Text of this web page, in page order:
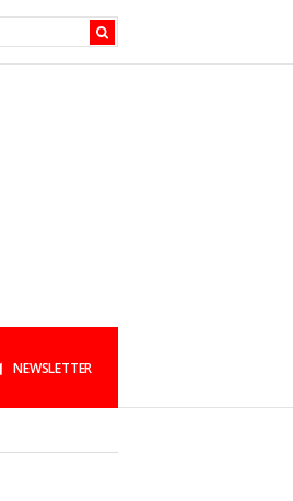
NEWSLETTER